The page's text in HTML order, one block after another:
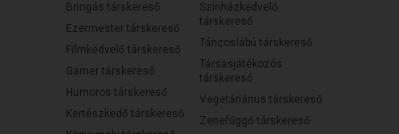
Bringás társkereső
Ezermester társkereső
Filmkedvelő társkereső
Gamer társkereső
Humoros társkereső
Kertészkedő társkereső
Színházkedvelő
társkereső
Táncoslábú társkereső
Társasjátékozós
társkereső
Vegetáriánus társkereső
Zenefüggő társkereső